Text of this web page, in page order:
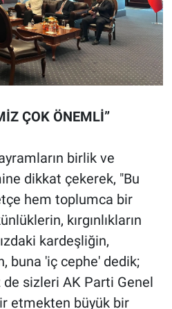
ÇOK ÖNEMLİ”
birlik ve
dikkat çekerek, "Bu
hem toplumca bir
kırgınlıkların
kardeşliğin,
buna 'iç cephe' dedik;
sizleri AK Parti Genel
etmekten büyük bir